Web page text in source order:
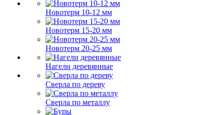
Новотерм 10-12 мм
Новотерм 15-20 мм
Новотерм 20-25 мм
Нагели деревянные
Сверла по дереву
Сверла по металлу